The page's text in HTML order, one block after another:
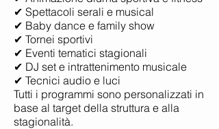
✔ Spettacoli serali e musical
✔ Baby dance e family show
✔ Tornei sportivi
✔ Eventi tematici stagionali
✔ DJ set e intrattenimento musicale
✔ Tecnici audio e luci
Tutti i programmi sono personalizzati in
base al target della struttura e alla
stagionalità.